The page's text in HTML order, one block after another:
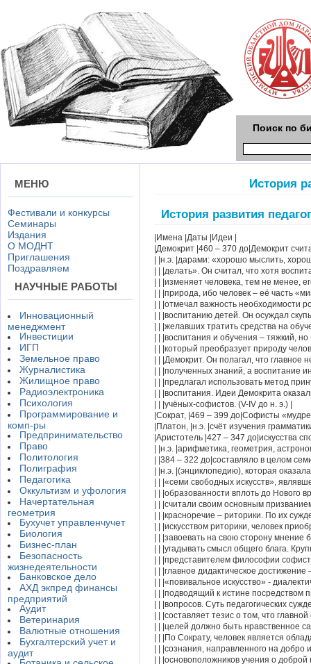
Поиск по
МЕНЮ
Фестивали и конкурсы
Семинары
Издания
О МОДНТ
Приглашения
Поздравляем
НАУЧНЫЕ РАБОТЫ
Инновационный
менеджмент
Инвестиции
ИГП
Земельное право
Журналистика
Жилищное право
Радиоэлектроника
Психология
Программирование и
комп-ры
Предпринимательство
Право
Политология
Полиграфия
Педагогика
Оккультизм и уфология
Начертательная
геометрия
Бухучет управленчучет
Биология
Бизнес-план
Безопасность
жизнедеятельности
Банковское дело
АХД экпред финансы
предприятий
Аудит
Ветеринария
Валютные отношения
Бухгалтерский учет и
аудит
История
История развития
|Имена |Даты |Идеи |
|Демокрит |460 – 370 до|Демокрит
| |н.э. |дарами: «хорошо мыслить,
| | |делать». Он считал, что хотя
| | |изменяет человека, тем не менее,
| | |природа, ибо человек – её часть
| | |отмечал важность необходимости
| | |воспитанию детей. Он осуждал
| | |желавших тратить средства на
| | |воспитания и обучения – тяжкий,
| | |который преобразует природу
| | |Демокрит. Он полагал, что главное
| | |полученных знаний, а воспитание
| | |предлагал использовать метод
| | |воспитания. Идеи Демокрита
| | |учёных-софистов. (V-IV до н. э.) |
|Сократ, |469 – 399 до|Софисты
|Платон, |н.э. |счёт изучения
|Аристотель |427 – 347 до|искусства
| |н.э. |арифметика, геометрия,
| |384 – 322 до|составляло в целом
| |н.э. |(энциклопедию), которая
| | |«семи свободных искусств»,
| | |образованности вплоть до
| | |считали своим основным
| | |красноречие – риторики. По их
| | |искусством риторики, человек
| | |завоевать на свою сторону мнение
| | |угадывать смысл общего блага.
| | |представителем философии
| | |главное дидактическое достижение
| | |«повивальное искусство» -
| | |подводящий к истине посредством
| | |вопросов. Суть педагогических
| | |составляет тезис о том, что
| | |целей должно быть нравственное
| | |По Сократу, человек является
| | |сознания, направленного на добро
| | |основоположников учения о